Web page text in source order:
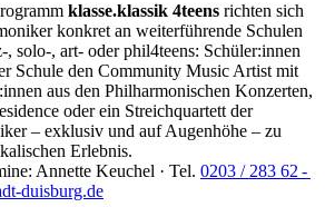
klasse.klassik 4teens richten sich
konkret an weiterführende Schulen
solo-, art- oder phil4teens: Schüler:innen
Schule den Community Music Artist mit
aus den Philharmonischen Konzerten,
oder ein Streichquartett der
– exklusiv und auf Augenhöhe – zu
Erlebnis.
Annette Keuchel · Tel. 0203 / 283 62 -
duisburg.de